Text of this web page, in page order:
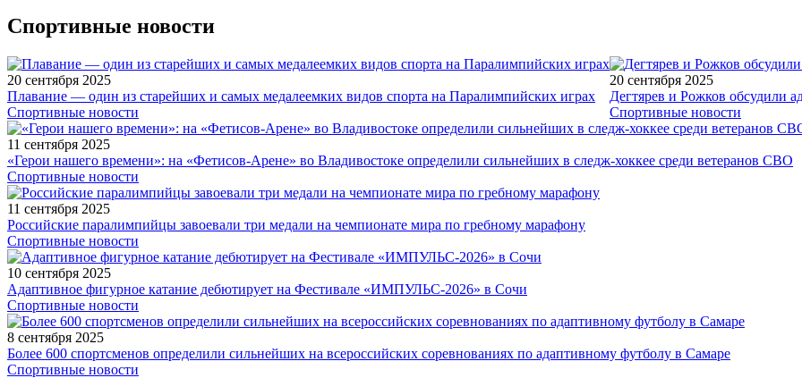
Спортивные новости
20 сентября 2025
Плавание — один из старейших и самых медалеемких видов спорта на Паралимпийских играх
Спортивные новости
20 сентября 2025
Дегтярев и Рожков обсудили
Спортивные новости
11 сентября 2025
«Герои нашего времени»: на «Фетисов-Арене» во Владивостоке определили сильнейших в следж-хоккее среди ветеранов СВО
Спортивные новости
11 сентября 2025
Российские паралимпийцы завоевали три медали на чемпионате мира по гребному марафону
Спортивные новости
10 сентября 2025
Адаптивное фигурное катание дебютирует на Фестивале «ИМПУЛЬС-2026» в Сочи
Спортивные новости
8 сентября 2025
Более 600 спортсменов определили сильнейших на всероссийских соревнованиях по адаптивному футболу в Самаре
Спортивные новости